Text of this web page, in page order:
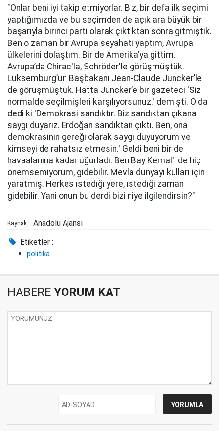
"Onlar beni iyi takip etmiyorlar. Biz, bir defa ilk seçimi
yaptığımızda ve bu seçimden de açık ara büyük bir
başarıyla birinci parti olarak çıktıktan sonra gitmiştik.
Ben o zaman bir Avrupa seyahati yaptım, Avrupa
ülkelerini dolaştım. Bir de Amerika’ya gittim.
Avrupa’da Chirac'la, Schröder'le görüşmüştük.
Lüksemburg’un Başbakanı Jean-Claude Juncker’le
de görüşmüştük. Hatta Juncker’e bir gazeteci 'Siz
normalde seçilmişleri karşılıyorsunuz.' demişti. O da
dedi ki 'Demokrasi sandıktır. Biz sandıktan çıkana
saygı duyarız. Erdoğan sandıktan çıktı. Ben, ona
demokrasinin gereği olarak saygı duyuyorum ve
kimseyi de rahatsız etmesin.' Geldi beni bir de
havaalanına kadar uğurladı. Ben Bay Kemal'i de hiç
önemsemiyorum, gidebilir. Mevla dünyayı kulları için
yaratmış. Herkes istediği yere, istediği zaman
gidebilir. Yani onun bu derdi bizi niye ilgilendirsin?"
Kaynak: Anadolu Ajansı
Etiketler :
politika
HABERE YORUM KAT